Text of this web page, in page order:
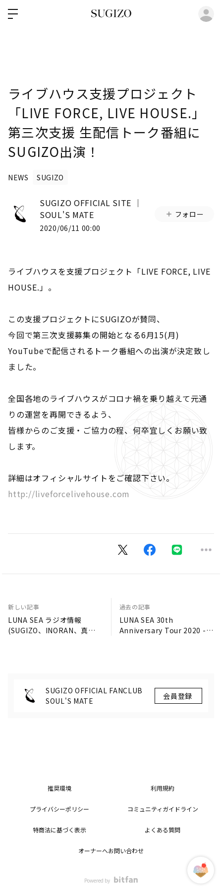
ライブハウス支援プロジェクト
「LIVE FORCE, LIVE HOUSE.」
第三次支援 生配信トーク番組に
SUGIZO出演！
NEWS SUGIZO
SUGIZO OFFICIAL SITE │
SOUL'S MATE
2020/06/11 00:00
フォロー
ライブハウスを支援プロジェクト「LIVE FORCE, LIVE
HOUSE.」。
この支援プロジェクトにSUGIZOが賛同、
今回で第三次支援募集の開始となる6月15(月)
YouTubeで配信されるトーク番組への出演が決定致し
ました。
全国各地のライブハウスがコロナ禍を乗り越えて元通
りの運営を再開できるよう、
皆様からのご支援・ご協力の程、何卒宜しくお願い致
します。
詳細はオフィシャルサイトをご確認下さい。
http://liveforcelivehouse.com
新しい記事
LUNA SEA ラジオ情報
(SUGIZO、INORAN、真矢
過去の記事
LUNA SEA 30th
Anniversary Tour 2020 -
SUGIZO OFFICIAL FANCLUB
SOUL'S MATE
推奨環境 利用規約
プライバシーポリシー コミュニティガイドライン
特商法に基づく表示 よくある質問
オーナーへお問い合わせ
Powered by